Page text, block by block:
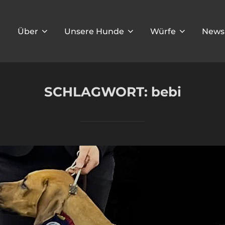
Über Unsere Hunde Würfe News
SCHLAGWORT: bebi